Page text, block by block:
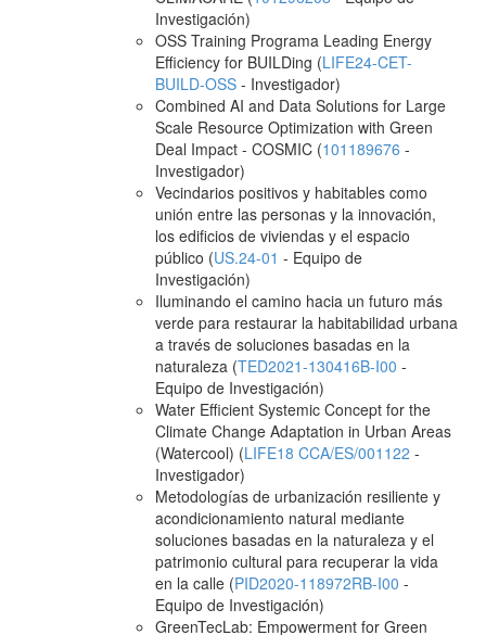
Investigación)
OSS Training Programa Leading Energy
Efficiency for BUILDing (LIFE24-CET-
BUILD-OSS- Investigador)
Combined AI and Data Solutions for Large
Scale Resource Optimization with Green
Deal Impact - COSMIC (101189676 -
Investigador)
Vecindarios positivos y habitables como
unión entre las personas y la innovación,
los edificios de viviendas y el espacio
público (US.24-01 - Equipo de
Investigación)
Iluminando el camino hacia un futuro más
verde para restaurar la habitabilidad urbana
a través de soluciones basadas en la
naturaleza (TED2021-130416B-I00 -
Equipo de Investigación)
Water Efficient Systemic Concept for the
Climate Change Adaptation in Urban Areas
(Watercool) (LIFE18 CCA/ES/001122 -
Investigador)
Metodologías de urbanización resiliente y
acondicionamiento natural mediante
soluciones basadas en la naturaleza y el
patrimonio cultural para recuperar la vida
en la calle (PID2020-118972RB-I00 -
Equipo de Investigación)
GreenTecLab: Empowerment for Green